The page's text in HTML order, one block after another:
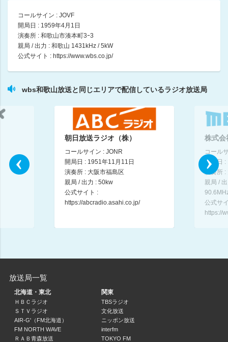
06:40 ～ 06:55
おはようの一曲
06:55 ～ 07:00
ミュージックトラベラー
07:00 ～ 07:30
健やかインフォメーション
日本全国８時です
wbsインフォメーション
(第1週) 吉田宗人の痛いの痛いの飛んで行け(第2・3週) 健康応援番組
(第1週)吉田宗人、赤井ゆかり (第4・5週)すみたに
08:45 ～ 09:00
コールサイン : JOVF
開局日 : 1959年4月1日
演奏所 : 和歌山市湊本町3ｰ3
親局 / 出力 : 和歌山 1431kHz / 5kW
公式サイト : https://www.wbs.co.jp/
wbs和歌山放送と同じエリアで配信しているラジオ放送局
朝日放送ラジオ（株）
コールサイン : JONR
開局日 : 1951年11月11日
演奏所 : 大阪市福島区
親局 / 出力 : 50kw
公式サイト :
https://abcradio.asahi.co.jp/
株式会
コール
開局日
演奏所 :
親局 /
公式サ
https://
放送局一覧
北海道・東北
ＨＢＣラジオ
ＳＴＶラジオ
AIR-G'（FM北海道）
FM NORTH WAVE
ＲＡＢ青森放送
関東
TBSラジオ
文化放送
ニッポン放送
interfm
TOKYO FM